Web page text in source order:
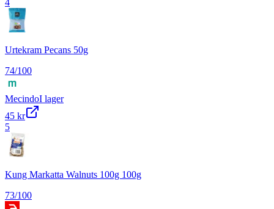
Urtekram Pecans 50g
74/100
MecindoI lager
45 kr
5
Kung Markatta Walnuts 100g 100g
73/100